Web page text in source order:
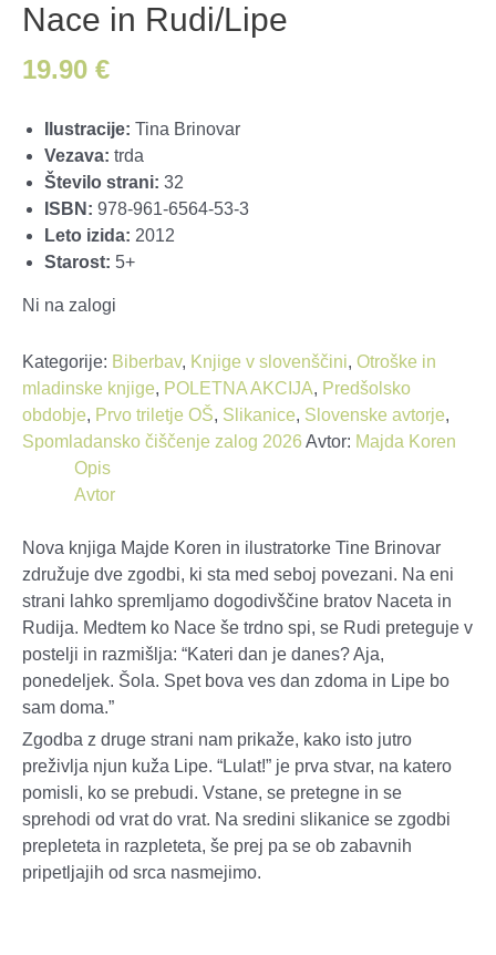
Nace in Rudi/Lipe
19.90 €
Ilustracije: Tina Brinovar
Vezava: trda
Število strani: 32
ISBN: 978-961-6564-53-3
Leto izida: 2012
Starost: 5+
Ni na zalogi
Kategorije: Biberbav, Knjige v slovenščini, Otroške in
mladinske knjige, POLETNA AKCIJA, Predšolsko
obdobje, Prvo triletje OŠ, Slikanice, Slovenske avtorje,
Spomladansko čiščenje zalog 2026 Avtor: Majda Koren
Opis
Avtor
Nova knjiga Majde Koren in ilustratorke Tine Brinovar
združuje dve zgodbi, ki sta med seboj povezani. Na eni
strani lahko spremljamo dogodivščine bratov Naceta in
Rudija. Medtem ko Nace še trdno spi, se Rudi preteguje v
postelji in razmišlja: “Kateri dan je danes? Aja,
ponedeljek. Šola. Spet bova ves dan zdoma in Lipe bo
sam doma.”
Zgodba z druge strani nam prikaže, kako isto jutro
preživlja njun kuža Lipe. “Lulat!” je prva stvar, na katero
pomisli, ko se prebudi. Vstane, se pretegne in se
sprehodi od vrat do vrat. Na sredini slikanice se zgodbi
prepleteta in razpleteta, še prej pa se ob zabavnih
pripetljajih od srca nasmejimo.